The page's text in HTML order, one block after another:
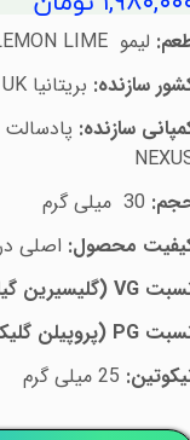
لیموLIME
سازنده: بریتانیاUK
سازنده:
30 میلی گرم
محصول: اصلی
VG(گلیسیرین
PG(پروپیلن